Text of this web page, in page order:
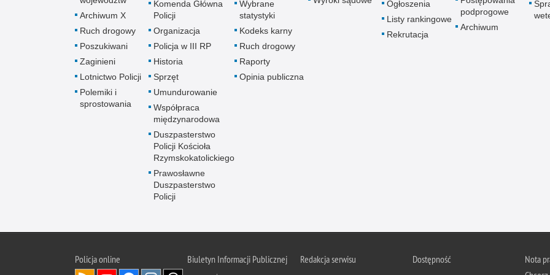
Archiwum X
Ruch drogowy
Poszukiwani
Zaginieni
Lotnictwo Policji
Polemiki i
sprostowania
Komenda Główna
Policji
Organizacja
Policja w III RP
Historia
Sprzęt
Umundurowanie
Współpraca
międzynarodowa
Duszpasterstwo
Policji Kościoła
Rzymskokatolickiego
Prawosławne
Duszpasterstwo
Policji
Wybrane
statystyki
Kodeks karny
Ruch drogowy
Raporty
Opinia publiczna
Ogłoszenia
Listy rankingowe
Rekrutacja
podprogowe
Archiwum
Policjaonline Biuletyn Informacji Publicznej
Redakcja serwisu
Dostępność
Nota